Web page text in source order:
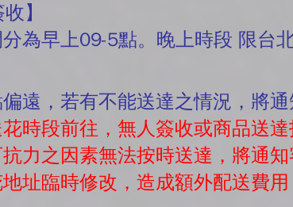
】
為早上09-5點。晚上時段 限台
遠，若有不能送達之情況，將通
時段前往，無人簽收或商品送
力之因素無法按時送達，將通知
址臨時修改，造成額外配送費